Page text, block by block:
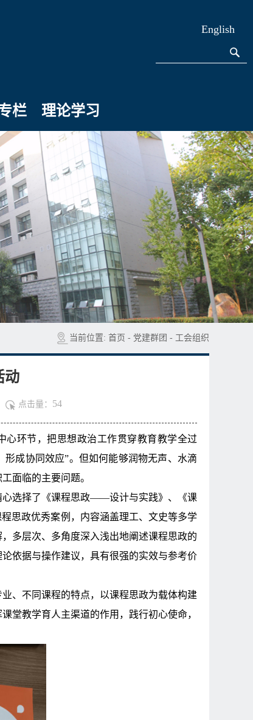
English
栏 理论学习
当前位置: 首页 - 党建群团 - 工会组织
动
点击量： 54
心环节，把思想政治工作贯穿教育教学全过
成协同效应”。但如何能够润物无声、水滴
面临的主要问题。
心选择了《课程思政——设计与实践》、《课
思政优秀案例，内容涵盖理工、文史等多学
多层次、多角度深入浅出地阐述课程思政的
依据与操作建议，具有很强的实效与参考价
、不同课程的特点，以课程思政为载体构建
堂教学育人主渠道的作用，践行初心使命，